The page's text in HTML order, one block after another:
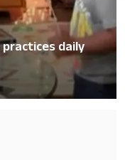
daily